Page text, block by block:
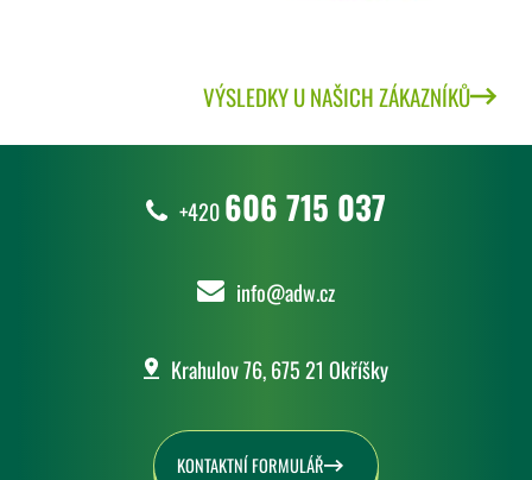
VÝSLEDKY U NAŠICH ZÁKAZNÍKŮ
+420606 715 037
info@adw.cz
Krahulov 76, 675 21 Okříšky
KONTAKTNÍ FORMULÁŘ